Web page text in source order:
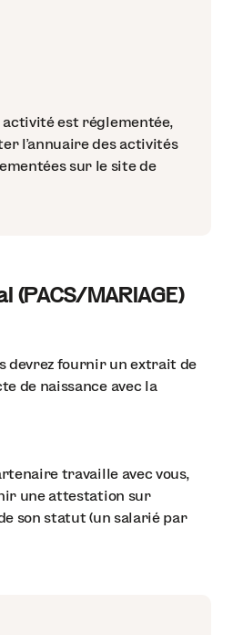
activité est réglementée,
l’annuaire des activités
sur le site de
MARIAGE)
devrez fournir un extrait de
de naissance avec la
travaille avec vous,
une attestation sur
son statut (un salarié par